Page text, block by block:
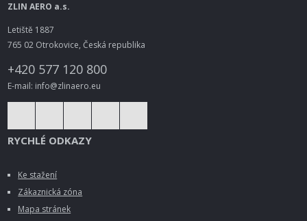
ZLIN AERO a.s.
Letiště 1887
765 02 Otrokovice, Česká republika
+420 577 120 800
E-mail: info@zlinaero.eu
RYCHLÉ ODKAZY
Ke stažení
Zákaznická zóna
Mapa stránek